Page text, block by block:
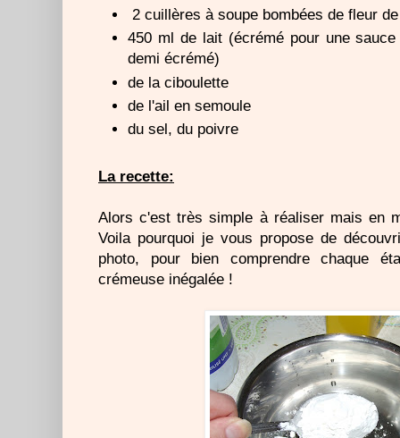
2 cuillères à soupe bombées de fleur
450 ml de lait (écrémé pour une
demi écrémé)
de la ciboulette
de l'ail en semoule
du sel, du poivre
La recette:
Alors c'est très simple à réaliser mais en
Voila pourquoi je vous propose de
photo, pour bien comprendre chaque
crémeuse inégalée !